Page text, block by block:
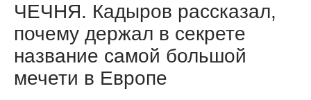
ЧЕЧНЯ. Кадыров рассказал,
почему держал в секрете
название самой большой
мечети в Европе